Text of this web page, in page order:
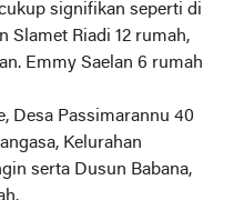
signifikan seperti di
Slamet Riadi 12 rumah,
Emmy Saelan 6 rumah
Desa Passimarannu 40
Kelurahan
serta Dusun Babana,